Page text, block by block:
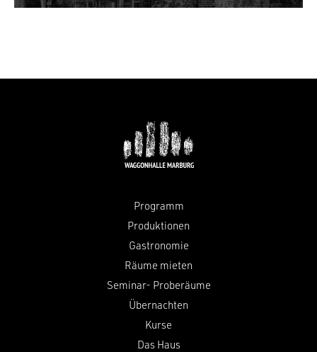
Programm
Produktionen
Gastronomie
Räume mieten
Seminar- Proberäume
Übernachten
Kurse
Das Haus